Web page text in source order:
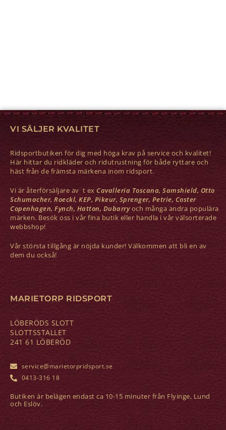
VI SÄLJER KVALITET
Ridsportbutiken för dig med höga krav på service och kvalitet!
Här hittar du ridkläder och ridutrustning för både ryttare och
häst från de främsta märkena inom ridsport.
Vi är återförsäljare av t ex Cavalleria Toscana, Samshield, Otto
Schumacher, Roeckl, KEP, Pikeur, Sprenger, Petrie, Coster
Copenhagen, Fynch, Hatton, Dubarryoch många andra populära
märken. Besök oss i vår fina butik eller handla i vår välsorterade
webbshop!
Vår största tillgång är nöjda kunder! Välkommen att bli en av
dem du också!
MARIETORP RIDSPORT
LÖBERÖDS SLOTT
SLOTTSSTALLET
241 61 LÖBERÖD
service@marietorpridsport.se
0413-316 18
Butiken är belägen endast ca 10-15 minuter från Flyinge, Lund
och Eslöv.